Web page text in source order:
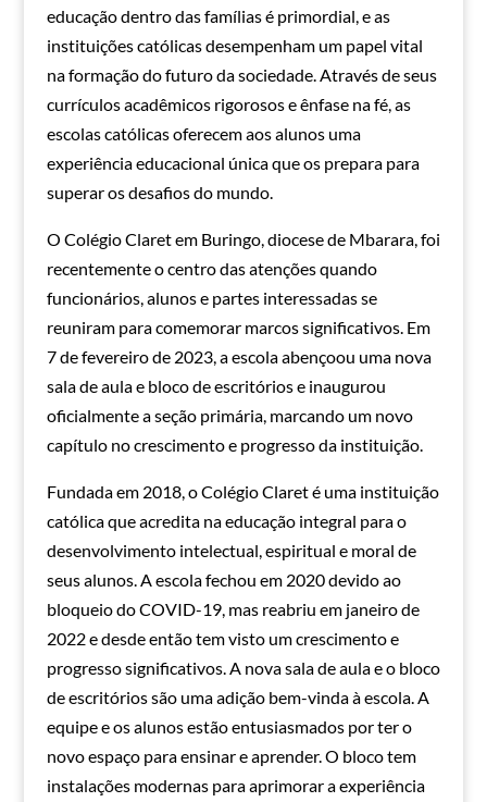
educação dentro das famílias é primordial, e as
instituições católicas desempenham um papel vital
na formação do futuro da sociedade. Através de seus
currículos acadêmicos rigorosos e ênfase na fé, as
escolas católicas oferecem aos alunos uma
experiência educacional única que os prepara para
superar os desafios do mundo.
O Colégio Claret em Buringo, diocese de Mbarara, foi
recentemente o centro das atenções quando
funcionários, alunos e partes interessadas se
reuniram para comemorar marcos significativos. Em
7 de fevereiro de 2023, a escola abençoou uma nova
sala de aula e bloco de escritórios e inaugurou
oficialmente a seção primária, marcando um novo
capítulo no crescimento e progresso da instituição.
Fundada em 2018, o Colégio Claret é uma instituição
católica que acredita na educação integral para o
desenvolvimento intelectual, espiritual e moral de
seus alunos. A escola fechou em 2020 devido ao
bloqueio do COVID-19, mas reabriu em janeiro de
2022 e desde então tem visto um crescimento e
progresso significativos. A nova sala de aula e o bloco
de escritórios são uma adição bem-vinda à escola. A
equipe e os alunos estão entusiasmados por ter o
novo espaço para ensinar e aprender. O bloco tem
instalações modernas para aprimorar a experiência